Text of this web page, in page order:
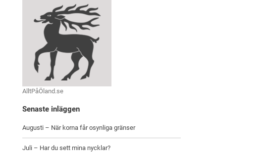
AlltPåÖland.se
Senaste inläggen
Augusti – När korna får osynliga gränser
Juli – Har du sett mina nycklar?